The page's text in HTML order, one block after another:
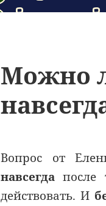
Можно
Вопрос от
навсегда после
действовать. И